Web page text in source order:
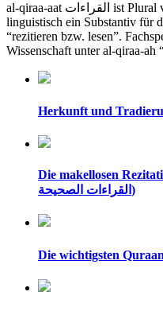
al-qiraa-aat القراءات ist Plural von al-qiraa-ah القراءة. al-qiraa-ah ist
linguistisch ein Substantiv für
“rezitieren bzw. lesen”.
Wissenschaft unter al-qiraa-ah
Herkunft und
Die makellosen
القراءات الصحيحة)